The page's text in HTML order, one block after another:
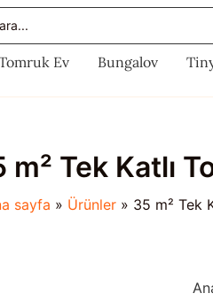
Ev Bungalov
m² Tek Katlı
sayfa Ürünler 35 m² Tek